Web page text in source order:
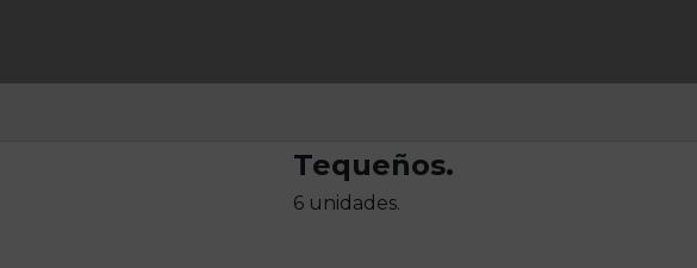
Tequeños.
6 unidades.